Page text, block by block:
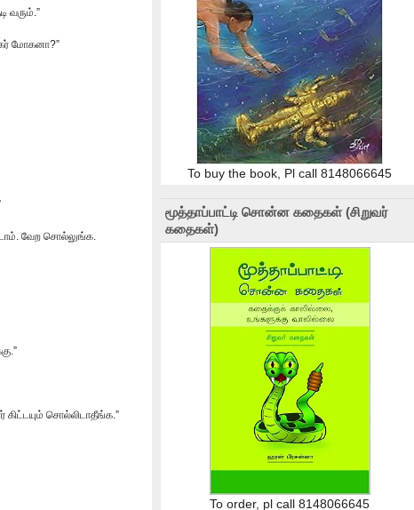
வரும்.”
மோகனா?”
வேற சொல்லுங்க.
கிட்டயும் சொல்லிடாதீங்க.”
To buy the book, Pl call 8148066645
மூத்தாப்பாட்டி சொன்ன கதைகள் (சிறுவர்
கதைகள்)
To order, pl call 8148066645